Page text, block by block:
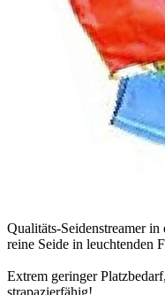
Qualitäts-Seidenstreamer
reine Seide in leuchtenden
Extrem geringer
strapazierfähig!